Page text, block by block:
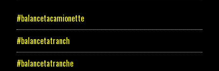
#balancetacamionette
#balancetatranch
#balancetatranche